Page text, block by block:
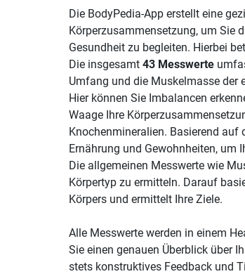
Die BodyPedia-App erstellt eine
Körperzusammensetzung, um Sie
Gesundheit zu begleiten. Hierbei
Die insgesamt 43 Messwerte
Umfang und die Muskelmasse der
Hier können Sie Imbalancen
Waage Ihre
Knochenmineralien. Basierend auf
Ernährung und Gewohnheiten, um
Die allgemeinen Messwerte wie
Körpertyp zu ermitteln. Darauf
Körpers und ermittelt Ihre Ziele.
Alle Messwerte werden in einem
Sie einen genauen Überblick über
stets konstruktives Feedback und